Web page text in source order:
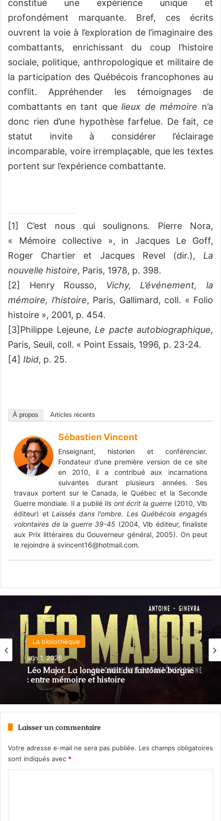
constitué une expérience unique et
profondément marquante. Bref, ces écrits
ouvrent la voie à l’exploration de l’imaginaire des
combattants, enrichissant du coup l’histoire
sociale, politique, anthropologique et militaire de
la participation des Québécois francophones au
conflit. Appréhender les témoignages de
combattants en tant quelieux de mémoire n’a
donc rien d’une hypothèse farfelue. De fait, ce
statut invite à considérer l’éclairage
incomparable, voire irremplaçable, que les textes
portent sur l’expérience combattante.
[1]
C’est nous qui soulignons. Pierre Nora,
« Mémoire collective », in Jacques Le Goff,
Roger Chartier et Jacques Revel (dir.), La
nouvelle histoire, Paris, 1978, p. 398.
[2]
Henry Rousso, Vichy,
L’événement, la
mémoire, l’histoire, Paris, Gallimard, coll. « Folio
histoire », 2001, p. 454.
[3] Philippe Lejeune, Le pacte autobiographique,
Paris, Seuil, coll. « Point Essais, 1996, p. 23-24.
[4] Ibid, p. 25.
À propos Articles récents
Sébastien Vincent
Enseignant, historien et conférencier.
Fondateur d’une première version de ce site
en 2010, il a contribué aux incarnations
suivantes durant plusieurs années. Ses
travaux portent sur le Canada, le Québec et la Seconde
Guerre mondiale. Il a publiéIls ont écrit la guerre (2010, Vlb
éditeur) etLaissés dans l'ombre. Les Québécois engagés
volontaires de la guerre 39-45 (2004, Vlb éditeur, finaliste
aux Prix littéraires du Gouverneur général, 2005). On peut
le rejoindre à svincent16@hotmail.com.
La bibliothèque
juin 1, 2026
Léo Major. La longue nuit du fantôme borgne
: entre mémoire et histoire
Laisser un commentaire
Votre adresse e-mail ne sera pas publiée. Les champs obligatoires
sont indiqués avec *